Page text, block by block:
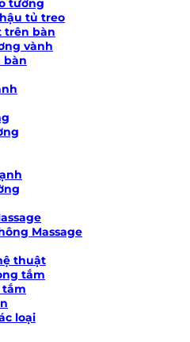
tường
tủ treo
trên bàn
vành
bàn
Massage
thuật
tắm
tắm
loại